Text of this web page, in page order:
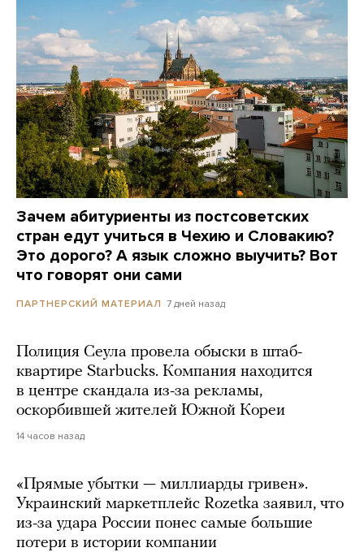
Зачем абитуриенты из постсоветских
стран едут учиться в Чехию и Словакию?
Это дорого? А язык сложно выучить? Вот
что говорят они сами
ПАРТНЕРСКИЙ МАТЕРИАЛ 7 дней назад
Полиция Сеула провела обыски в штаб-
квартире Starbucks. Компания находится
в центре скандала из-за рекламы,
оскорбившей жителей Южной Кореи
14 часов назад
«Прямые убытки — миллиарды гривен».
Украинский маркетплейс Rozetka заявил, что
из-за удара России понес самые большие
потери в истории компании